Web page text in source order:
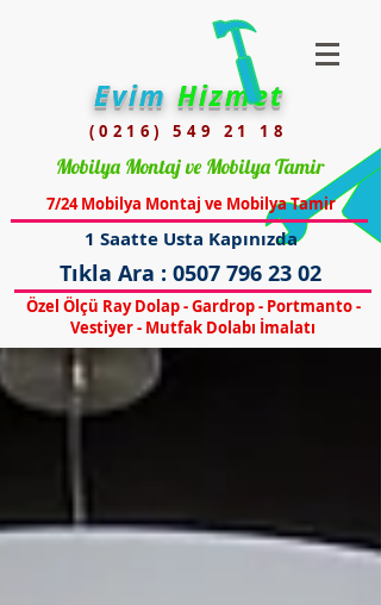
EvimHizmet
(0216) 549 21 18
Mobilya Montaj ve Mobilya Tamir
7/24 Mobilya Montaj ve Mobilya Tamir
1 Saatte Usta Kapınızda
Tıkla Ara : 0507 796 23 02
Özel Ölçü Ray Dolap - Gardrop - Portmanto -
Vestiyer - Mutfak Dolabı İmalatı